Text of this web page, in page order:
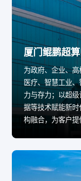
厦门鲲鹏超
为政府、企业、
医疗、智慧工业
力与存力；以超
据等技术赋能新
构融合，为客户提